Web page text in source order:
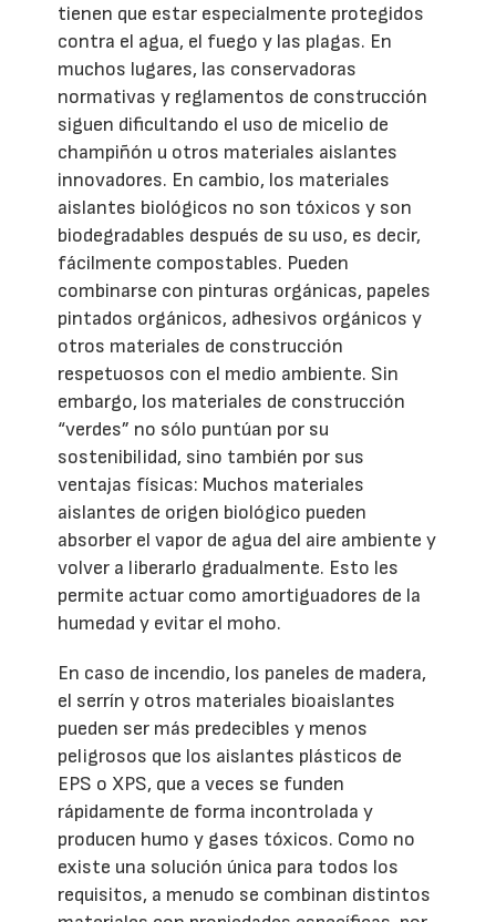
tienen que estar especialmente protegidos
contra el agua, el fuego y las plagas. En
muchos lugares, las conservadoras
normativas y reglamentos de construcción
siguen dificultando el uso de micelio de
champiñón u otros materiales aislantes
innovadores. En cambio, los materiales
aislantes biológicos no son tóxicos y son
biodegradables después de su uso, es decir,
fácilmente compostables. Pueden
combinarse con pinturas orgánicas, papeles
pintados orgánicos, adhesivos orgánicos y
otros materiales de construcción
respetuosos con el medio ambiente. Sin
embargo, los materiales de construcción
“verdes” no sólo puntúan por su
sostenibilidad, sino también por sus
ventajas físicas: Muchos materiales
aislantes de origen biológico pueden
absorber el vapor de agua del aire ambiente y
volver a liberarlo gradualmente. Esto les
permite actuar como amortiguadores de la
humedad y evitar el moho.
En caso de incendio, los paneles de madera,
el serrín y otros materiales bioaislantes
pueden ser más predecibles y menos
peligrosos que los aislantes plásticos de
EPS o XPS, que a veces se funden
rápidamente de forma incontrolada y
producen humo y gases tóxicos. Como no
existe una solución única para todos los
requisitos, a menudo se combinan distintos